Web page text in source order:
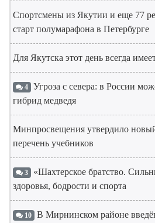
Спортсмены из Якутии и еще 77
старт полумарафона в Петербурге
Для Якутска этот день всегда
4 Угроза с севера: в России
гибрид медведя
Минпросвещения утвердило
перечень учебников
3 «Шахтерское братство.
здоровья, бодрости и спорта
10 В Мирнинском районе